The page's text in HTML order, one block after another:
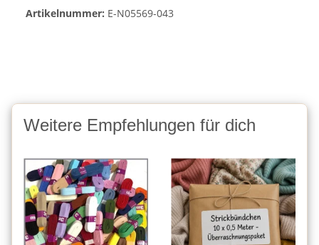
Artikelnummer: E-N05569-043
Weitere Empfehlungen für dich